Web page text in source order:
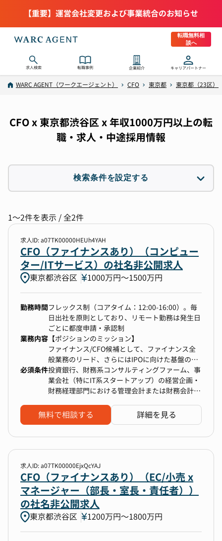
【重要】運営会社変更および事業統合のお知らせ
転職無料相
談へ
求人検索 転職事例 企業紹介 キャリアパートナー
WARC AGENT（ワークエージェント） CFO 東京都 東京都（23区）
CFO x 東京都渋谷区 x 年収1000万円以上の転
職・求人・中途採用情報
検索条件を設定する
2件選択
勤務地
1件選択
年収
1000万円以上〜上限なし
選択中の条件 すべてクリア
CFO（ファイナンスあり）
CFO（ファイナンスなし）
東京都渋谷区
1000万円以上〜上限なし
1〜2件を表示 / 全2件
求人ID: a07TK00000HEUh4YAH
CFO（ファイナンスあり）（コンピュー
ター/ITサービス）の社名非公開求人
東京都渋谷区 1000万円〜1500万円
勤務時間フレックス制（コアタイム：12:00-16:00）。毎
日出社を原則としており、リモート勤務は発生日
ごとに都度申請・承認制
業務内容 【ポジションのミッション】
ファイナンス/CFO候補として、ファイナンス全
般業務のリード、さらにはIPOに向けた基盤の整
備を期待しています。
経営チームはもちろん事業に関する全てのチーム
と関わりながら、データに基づくファクトを収集
ります。
VCをはじめ多くのステークホルダーとも関わり
ながら、ファイナンスに関する業務を推進や経営
の意思決定に資するレベルでのプランニング、管
理会計およびKPIマネジメントの実行をお任せし
ます。
必須条件投資銀行、財務系コンサルティングファーム、事
業会社（特にIT系スタートアップ）の経営企画・
財務経理部門における管理会計または財務会計の
新株発行や株式売却の経験2年以上。株主、投資
家向けプレゼンテーションの企画・実施経験。エ
いられる社会を実現する。」に全力で取り組める
方。変化の速い環境を前向きに楽しめる方。自分
の専門や得意領域を軸に持ちつつも、それ以外の
仕事にも前向きに取り組める方。「何をすべき
か」を自分で考え、周囲を巻き込みながら指示を
待たずにアクションを起こす自律性のある方。事
無料で相談する 詳細を見る
求人ID: a07TK00000EjxQcYAJ
CFO（ファイナンスあり）（EC/小売 x
マネージャー（部長・室長・責任者））
の社名非公開求人
東京都渋谷区 1200万円〜1800万円